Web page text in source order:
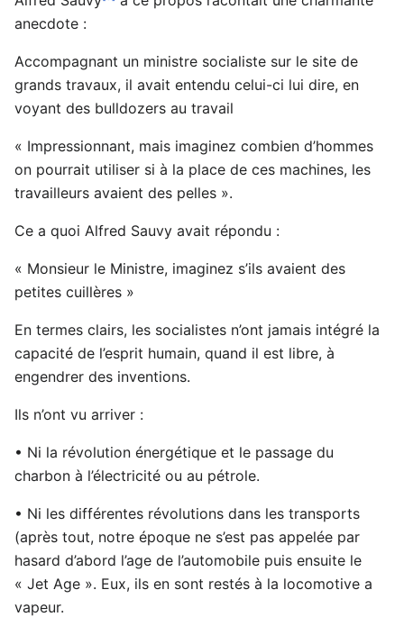
anecdote :
Accompagnant un ministre socialiste sur le site de
grands travaux, il avait entendu celui-ci lui dire, en
voyant des bulldozers au travail
« Impressionnant, mais imaginez combien d’hommes
on pourrait utiliser si à la place de ces machines, les
travailleurs avaient des pelles ».
Ce a quoi Alfred Sauvy avait répondu :
« Monsieur le Ministre, imaginez s’ils avaient des
petites cuillères »
En termes clairs, les socialistes n’ont jamais intégré la
capacité de l’esprit humain, quand il est libre, à
engendrer des inventions.
Ils n’ont vu arriver :
• Ni la révolution énergétique et le passage du
charbon à l’électricité ou au pétrole.
• Ni les différentes révolutions dans les transports
(après tout, notre époque ne s’est pas appelée par
hasard d’abord l’age de l’automobile puis ensuite le
« Jet Age ». Eux, ils en sont restés à la locomotive a
vapeur.